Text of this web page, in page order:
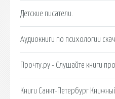
Детские писатели.
Аудиокниги по психологии
Прочту.ру - Слушайте книги
Книги Санкт-Петербург